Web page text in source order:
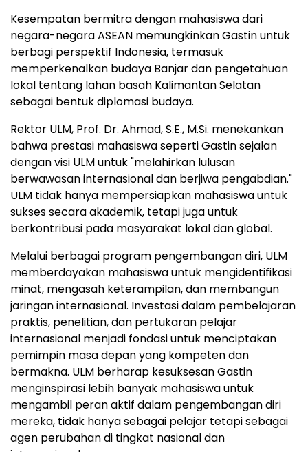
Kesempatan bermitra dengan mahasiswa dari
negara-negara ASEAN memungkinkan Gastin untuk
berbagi perspektif Indonesia, termasuk
memperkenalkan budaya Banjar dan pengetahuan
lokal tentang lahan basah Kalimantan Selatan
sebagai bentuk diplomasi budaya.
Rektor ULM, Prof. Dr. Ahmad, S.E., M.Si. menekankan
bahwa prestasi mahasiswa seperti Gastin sejalan
dengan visi ULM untuk "melahirkan lulusan
berwawasan internasional dan berjiwa pengabdian."
ULM tidak hanya mempersiapkan mahasiswa untuk
sukses secara akademik, tetapi juga untuk
berkontribusi pada masyarakat lokal dan global.
Melalui berbagai program pengembangan diri, ULM
memberdayakan mahasiswa untuk mengidentifikasi
minat, mengasah keterampilan, dan membangun
jaringan internasional. Investasi dalam pembelajaran
praktis, penelitian, dan pertukaran pelajar
internasional menjadi fondasi untuk menciptakan
pemimpin masa depan yang kompeten dan
bermakna. ULM berharap kesuksesan Gastin
menginspirasi lebih banyak mahasiswa untuk
mengambil peran aktif dalam pengembangan diri
mereka, tidak hanya sebagai pelajar tetapi sebagai
agen perubahan di tingkat nasional dan